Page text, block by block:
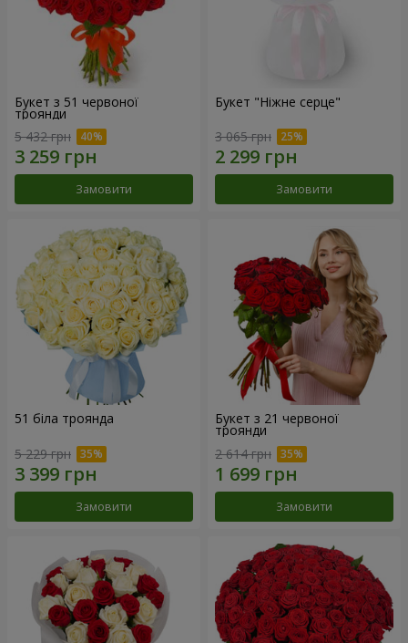
Букет з 51 червоної
троянди
5 432 грн
Замовити
Букет "Ніжне серце"
3 065 грн
Замовити
51 біла троянда
5 229 грн
Замовити
Букет з 21 червоної
троянди
2 614 грн
Замовити